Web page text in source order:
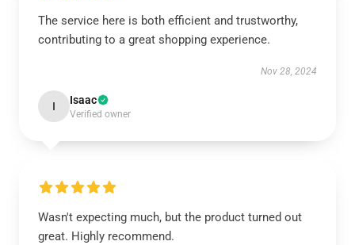
The service here is both efficient and trustworthy,
contributing to a great shopping experience.
Nov 28, 2024
I Isaac
Verified owner
Wasn't expecting much, but the product turned out
great. Highly recommend.